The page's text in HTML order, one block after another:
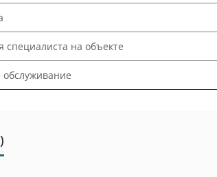
специалиста на объекте